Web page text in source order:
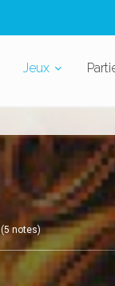
Jeux
(5 notes)